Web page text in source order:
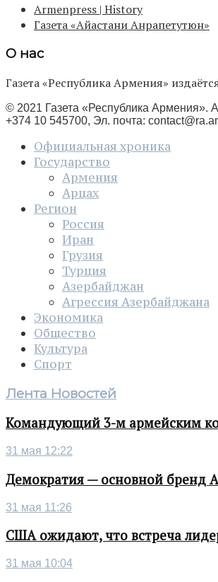
Armenpress | History
Газета «Айастани Анрапетутюн»
О нас
Газета «Республика Армения»
© 2021 Газета «Республика Армения».
+374 10 545700, Эл. почта:
Официальная хроника
Государство
Армения
Арцах
Регион
Россия
Иран
Грузия
Турция
Азербайджан
Агрессия Азербайджана
Экономика
Общество
Культура
Спорт
Лента Новостей
Командующий 3-м армейским
31 мая 12:22
Демократия — основной бренд
31 мая 11:26
США ожидают, что встреча
31 мая 10:04